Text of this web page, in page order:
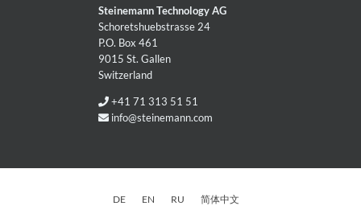
Steinemann Technology AG
Schoretshuebstrasse 24
P.O. Box 461
9015 St. Gallen
Switzerland
+41 71 313 51 51
info@steinemann.com
DE EN RU 简体中文